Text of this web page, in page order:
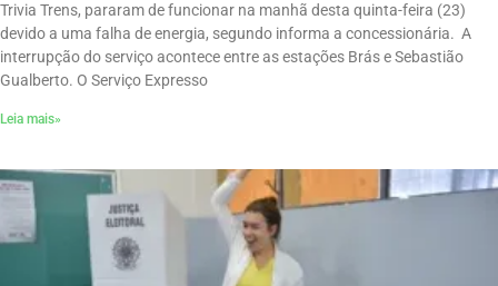
Trivia Trens, pararam de funcionar na manhã desta quinta-feira (23)
devido a uma falha de energia, segundo informa a concessionária. A
interrupção do serviço acontece entre as estações Brás e Sebastião
Gualberto. O Serviço Expresso
Leia mais»